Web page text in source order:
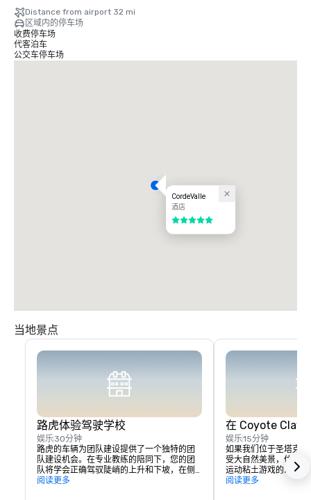
穿过圣特雷莎（停车标志）穿过我们的警卫门进入 CordeValle。
来自蒙特雷半岛
沿 101 号高速公路北段行驶大约 45 英里到达圣马丁大道出口。左转驶入圣马
丁大道（西），到达第一个停车灯（蒙特雷路）。在灯光处左转驶入蒙特利
Distance from airport 32 mi
区域内的停车场
收费停车场
代客泊车
公交车停车场
CordeValle
酒店
5/5
当地景点
路虎体验驾驶学校
娱乐30分钟
路虎的车辆为团队建设提供了一个独特的团
队建设机会。在专业教练的陪同下，您的团
队将学会正确驾驭陡峭的上升和下坡，在侧
倾时选择正确的线路，并在充满挑战的越野
阅读更多
在 Coyote Clays
娱乐15分钟
如果我们位于圣塔克
受大自然美景，体验
运动粘土游戏的人或
每个人都将轮流穿过
阅读更多